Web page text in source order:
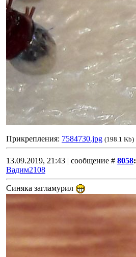
Прикрепления: 7584730.jpg (198.1 Kb)
13.09.2019, 21:43 | сообщение # 8058:
Вадим2108
Синяка загламурил